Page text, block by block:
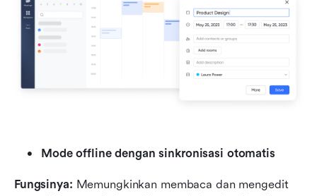
Mode offline dengan sinkronisasi otomatis
Fungsinya: Memungkinkan membaca dan mengedit